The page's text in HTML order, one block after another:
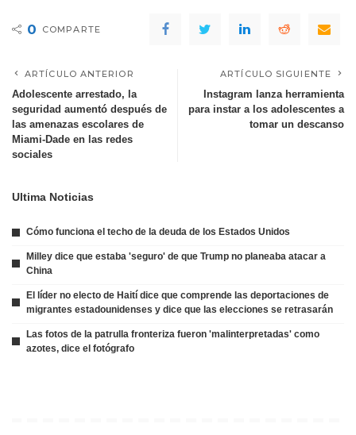
0 COMPARTE
ARTÍCULO ANTERIOR
Adolescente arrestado, la
seguridad aumentó después de
las amenazas escolares de
Miami-Dade en las redes
sociales
ARTÍCULO SIGUIENTE
Instagram lanza herramienta
para instar a los adolescentes a
tomar un descanso
Ultima Noticias
Cómo funciona el techo de la deuda de los Estados Unidos
Milley dice que estaba 'seguro' de que Trump no planeaba atacar a
China
El líder no electo de Haití dice que comprende las deportaciones de
migrantes estadounidenses y dice que las elecciones se retrasarán
Las fotos de la patrulla fronteriza fueron 'malinterpretadas' como
azotes, dice el fotógrafo